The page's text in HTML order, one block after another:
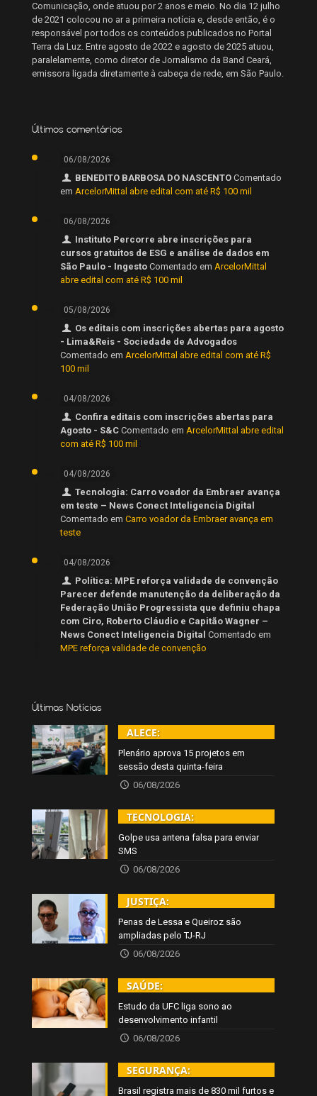
Comunicação, onde atuou por 2 anos e meio. No dia 12 julho
de 2021 colocou no ar a primeira notícia e, desde então, é o
responsável por todos os conteúdos publicados no Portal
Terra da Luz. Entre agosto de 2022 e agosto de 2025 atuou,
paralelamente, como diretor de Jornalismo da Band Ceará,
emissora ligada diretamente à cabeça de rede, em São Paulo.
Últimos comentários
06/08/2026
BENEDITO BARBOSA DO NASCENTO Comentado
em ArcelorMittal abre edital com até R$ 100 mil
06/08/2026
Instituto Percorre abre inscrições para
cursos gratuitos de ESG e análise de dados em
São Paulo - Ingesto Comentado em ArcelorMittal
abre edital com até R$ 100 mil
05/08/2026
Os editais com inscrições abertas para agosto
- Lima&Reis - Sociedade de Advogados
Comentado em ArcelorMittal abre edital com até R$
100 mil
04/08/2026
Confira editais com inscrições abertas para
Agosto - S&C Comentado em ArcelorMittal abre edital
com até R$ 100 mil
04/08/2026
Tecnologia: Carro voador da Embraer avança
em teste – News Conect Inteligencia Digital
Comentado em Carro voador da Embraer avança em
teste
04/08/2026
Política: MPE reforça validade de convenção
Parecer defende manutenção da deliberação da
Federação União Progressista que definiu chapa
com Ciro, Roberto Cláudio e Capitão Wagner –
News Conect Inteligencia Digital Comentado em
MPE reforça validade de convenção
Últimas Notícias
ALECE:
Plenário aprova 15 projetos em
sessão desta quinta-feira
06/08/2026
TECNOLOGIA:
Golpe usa antena falsa para enviar
SMS
06/08/2026
JUSTIÇA:
Penas de Lessa e Queiroz são
ampliadas pelo TJ-RJ
06/08/2026
SAÚDE:
Estudo da UFC liga sono ao
desenvolvimento infantil
06/08/2026
SEGURANÇA:
Brasil registra mais de 830 mil furtos e